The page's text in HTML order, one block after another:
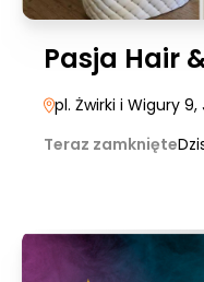
Pasja Hair
pl. Żwirki i Wigury 9,
Teraz zamknięte